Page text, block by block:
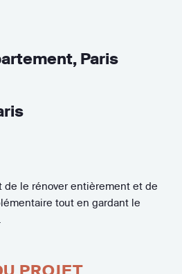
Paris
de le rénover entièrement et de
tout en gardant le